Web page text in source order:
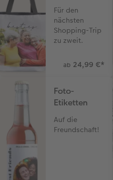
Für den
nächsten
Shopping-Trip
zu zweit.
ab 24,99 €*
Foto-
Etiketten
Auf die
Freundschaft!